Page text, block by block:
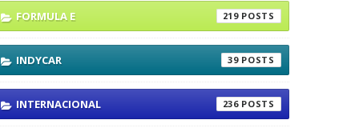
FORMULA E 219
INDYCAR 39
INTERNACIONAL 236